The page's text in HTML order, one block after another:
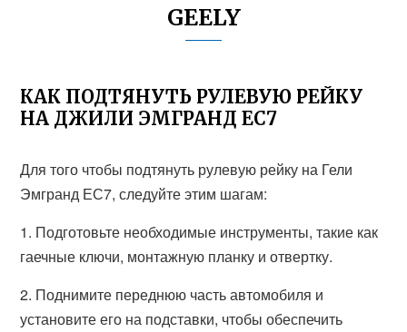
GEELY
КАК ПОДТЯНУТЬ РУЛЕВУЮ РЕЙКУ
НА ДЖИЛИ ЭМГРАНД ЕС7
Для того чтобы подтянуть рулевую рейку на Гели
Эмгранд ЕС7, следуйте этим шагам:
1. Подготовьте необходимые инструменты, такие как
гаечные ключи, монтажную планку и отвертку.
2. Поднимите переднюю часть автомобиля и
установите его на подставки, чтобы обеспечить